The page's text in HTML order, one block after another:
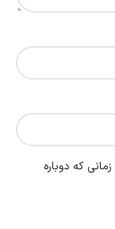
که دوباره